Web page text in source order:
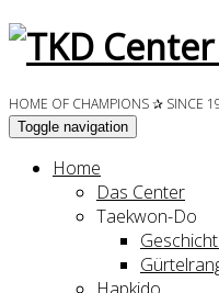
HOME OF CHAMPIONS ✰ SINCE
Toggle navigation
Home
Das Center
Taekwon-Do